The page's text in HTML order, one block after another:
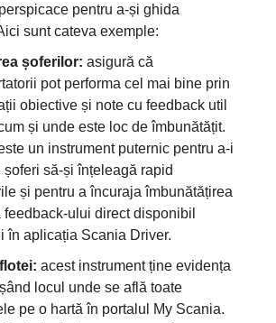
pentru a-și ghida
sunt cateva exemple:
șoferilor: asigură că
pot performa cel mai bine prin
obiective și note cu feedback util
și unde este loc de îmbunătățit.
un instrument puternic pentru a-i
șoferi să-și înțeleagă rapid
și pentru a încuraja îmbunătățirea
feedback-ului direct disponibil
în aplicația Scania Driver.
acest instrument ține evidența
locul unde se află toate
pe o hartă în portalul My Scania.